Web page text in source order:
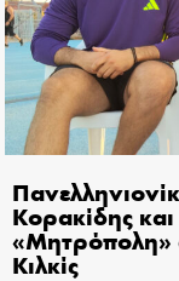
Κορακίδης
«Μητρόπολη»
Κιλκίς